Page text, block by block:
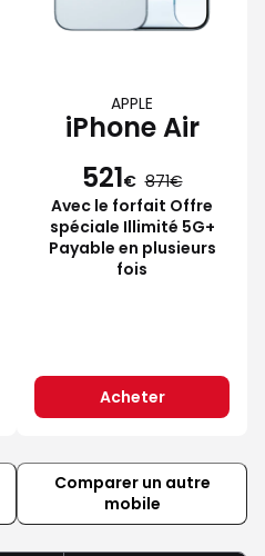
APPLE
iPhone Air
521€ 871
Avec le forfait Offre
spéciale Illimité 5G+
Payable en plusieurs
fois
Acheter
Comparer un autre
mobile